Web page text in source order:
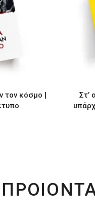
τον κόσμο |
Στ’